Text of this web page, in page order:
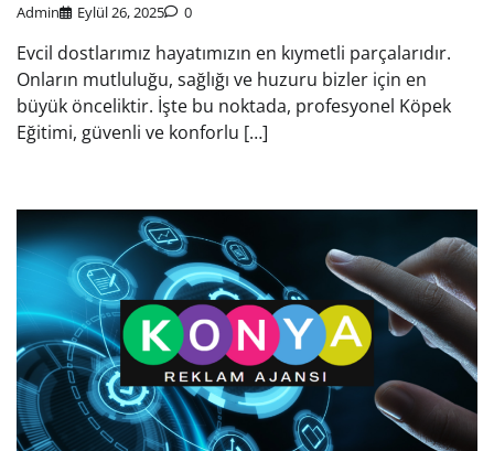
Admin Eylül 26, 2025 0
Evcil dostlarımız hayatımızın en kıymetli parçalarıdır.
Onların mutluluğu, sağlığı ve huzuru bizler için en
büyük önceliktir. İşte bu noktada, profesyonel Köpek
Eğitimi, güvenli ve konforlu […]